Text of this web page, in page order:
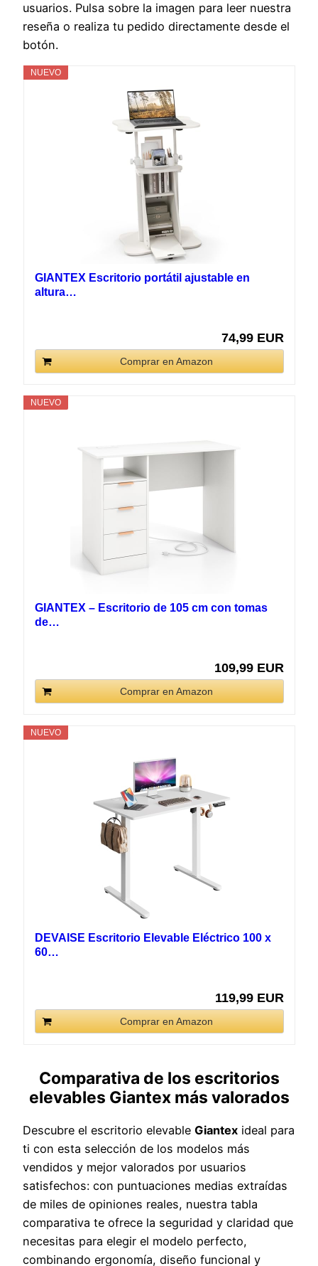
usuarios. Pulsa sobre la imagen para leer nuestra
reseña o realiza tu pedido directamente desde el
botón.
NUEVO
GIANTEX Escritorio portátil ajustable en
altura…
74,99 EUR
Comprar en Amazon
NUEVO
GIANTEX – Escritorio de 105 cm con tomas
de…
109,99 EUR
Comprar en Amazon
NUEVO
DEVAISE Escritorio Elevable Eléctrico 100 x
60…
119,99 EUR
Comprar en Amazon
Comparativa de los escritorios
elevables Giantex más valorados
Descubre el escritorio elevable Giantex ideal para
ti con esta selección de los modelos más
vendidos y mejor valorados por usuarios
satisfechos: con puntuaciones medias extraídas
de miles de opiniones reales, nuestra tabla
comparativa te ofrece la seguridad y claridad que
necesitas para elegir el modelo perfecto,
combinando ergonomía, diseño funcional y